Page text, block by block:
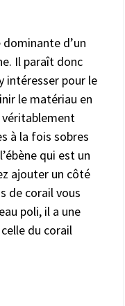
d’un
Il paraît donc
intéresser pour le
le matériau en
véritablement
à la fois sobres
qui est un
ajouter un côté
de corail vous
poli, il a une
du corail